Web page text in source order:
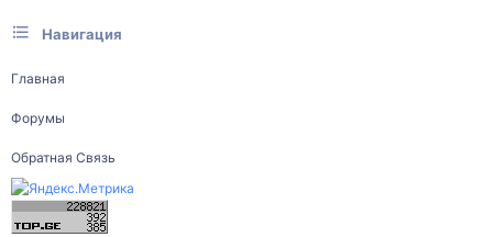
Навигация
Главная
Форумы
Обратная Связь